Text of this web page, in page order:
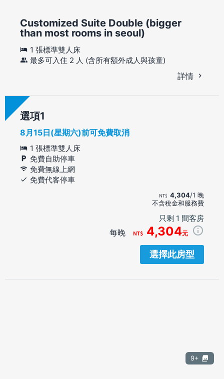
Customized Suite Double (bigger
than most rooms in seoul)
1 張標準雙人床
最多可入住 2 人 (含所有額外成人與孩童)
詳情
選項
8月15日(星期六)前可免費取消
1 張標準雙人床
免費自助停車
免費無線上網
免費代客停車
4,304/1 晚
不含稅金和服務費
只剩 1 間客房
每晚 4,304元
選擇此房型
9+